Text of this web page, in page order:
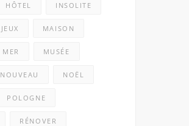
HÔTEL INSOLITE
JEUX MAISON
MER MUSÉE
NOUVEAU NOËL
POLOGNE
RÉNOVER